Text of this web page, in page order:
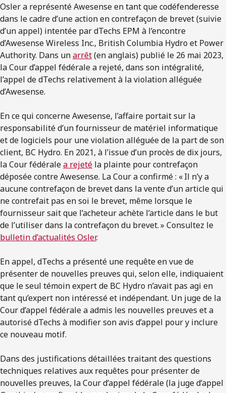
Osler a représenté Awesense en tant que codéfenderesse
dans le cadre d’une action en contrefaçon de brevet (suivie
d’un appel) intentée par dTechs EPM à l’encontre
d’Awesense Wireless Inc., British Columbia Hydro et Power
Authority. Dans unarrêt(en anglais) publié le 26 mai 2023,
la Cour d’appel fédérale a rejeté, dans son intégralité,
l’appel de dTechs relativement à la violation alléguée
d’Awesense.
En ce qui concerne Awesense, l’affaire portait sur la
responsabilité d’un fournisseur de matériel informatique
et de logiciels pour une violation alléguée de la part de son
client, BC Hydro. En 2021, à l’issue d’un procès de dix jours,
la Cour fédéralea rejeté la plainte pour contrefaçon
déposée contre Awesense. La Cour a confirmé : « Il n’y a
aucune contrefaçon de brevet dans la vente d’un article qui
ne contrefait pas en soi le brevet, même lorsque le
fournisseur sait que l’acheteur achète l’article dans le but
de l’utiliser dans la contrefaçon du brevet. » Consultez le
bulletin d’actualités Osler.
En appel, dTechs a présenté une requête en vue de
présenter de nouvelles preuves qui, selon elle, indiquaient
que le seul témoin expert de BC Hydro n’avait pas agi en
tant qu’expert non intéressé et indépendant. Un juge de la
Cour d’appel fédérale a admis les nouvelles preuves et a
autorisé dTechs à modifier son avis d’appel pour y inclure
ce nouveau motif.
Dans des justifications détaillées traitant des questions
techniques relatives aux requêtes pour présenter de
nouvelles preuves, la Cour d’appel fédérale (la juge d’appel